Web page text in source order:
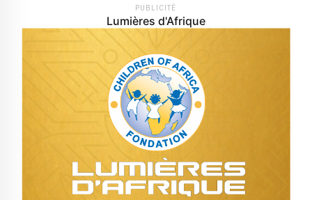
PUBLICITÉ
Lumières d'Afrique